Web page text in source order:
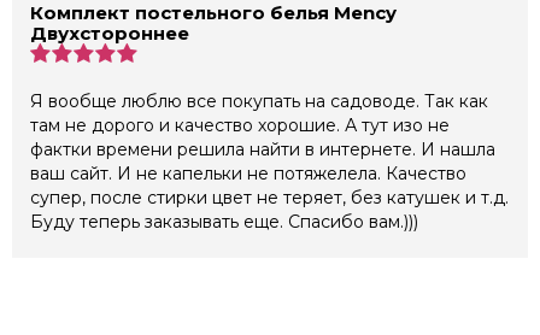
Комплект постельного белья Mency
Двухстороннее
Я вообще люблю все покупать на садоводе. Так как
там не дорого и качество хорошие. А тут изо не
фактки времени решила найти в интернете. И нашла
ваш сайт. И не капельки не потяжелела. Качество
супер, после стирки цвет не теряет, без катушек и т.д.
Буду теперь заказывать еще. Спасибо вам.)))